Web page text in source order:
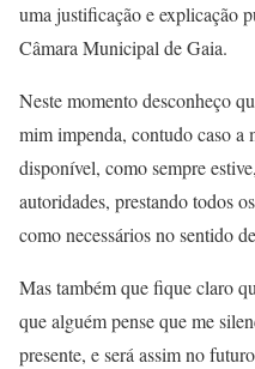
uma justificação e explicação
Câmara Municipal de Gaia.
Neste momento desconheço
mim impenda, contudo caso a
disponível, como sempre
autoridades, prestando todos
como necessários no sentido
Mas também que fique claro
que alguém pense que me
presente, e será assim no